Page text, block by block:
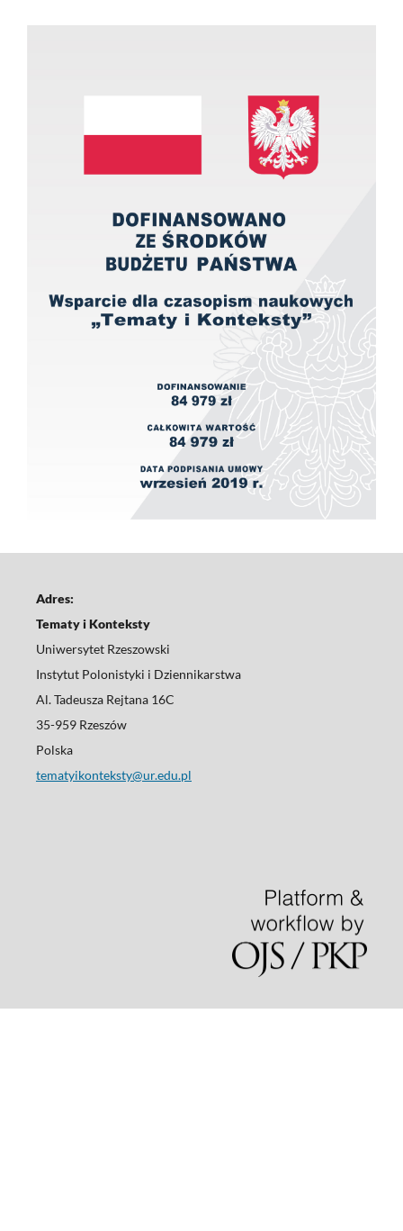
Adres:
Tematy i Konteksty
Uniwersytet Rzeszowski
Instytut Polonistyki i Dziennikarstwa
Al. Tadeusza Rejtana 16C
35-959 Rzeszów
Polska
tematyikonteksty@ur.edu.pl